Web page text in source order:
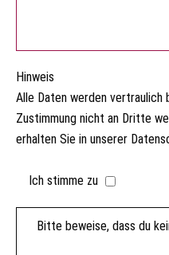
Hinweis
Alle Daten werden vertraulich
Zustimmung nicht an Dritte
erhalten Sie in unserer
Ich stimme zu
Bitte beweise, dass du